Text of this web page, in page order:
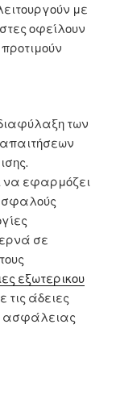
με
οφείλουν
των
να εφαρμόζει
σε
εξωτερικου
άδειες
ασφάλειας